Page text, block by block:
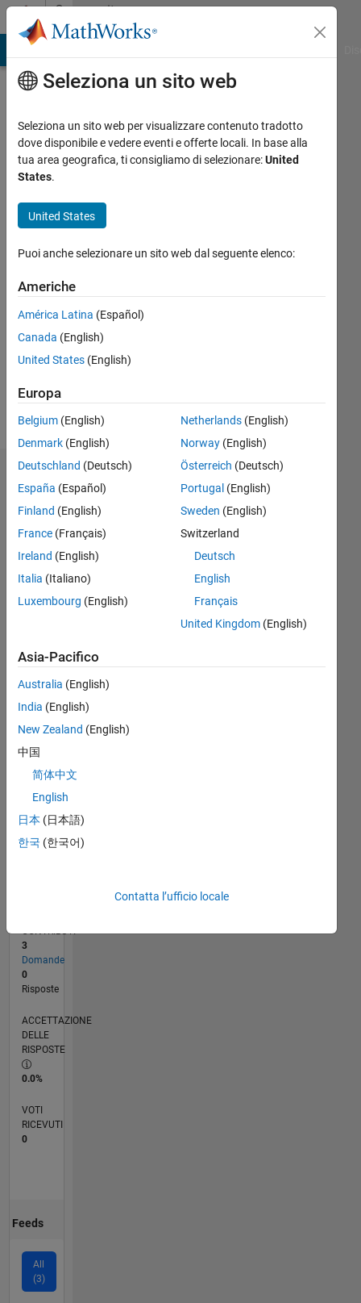
Vai al contenutoCommunity
Profile
Laura
seen:
oltre 3
Attivo
Followers:
Following:
Follow
Statistica
M…
CONTRIBUTI L
-2
-1
1
2
4
5
L
04/23
09/23
02/24
07/24
12/24
05/25
10/25
03/26
08/26
10/23
04/24
10/24
04/25
04/26
184.634
of
CONTRIBUTI
3
Domande
0
Risposte
ACCETTAZIONE
DELLE
RISPOSTE
0.0%
VOTI
RICEVUTI
0
Feeds
All
(3)
Seleziona un sito web
Seleziona un sito web per visualizzare contenuto tradotto
dove disponibile e vedere eventi e offerte locali. In base alla
tua area geografica, ti consigliamo di selezionare:United
States.
United States
Puoi anche selezionare un sito web dal seguente elenco:
Americhe
América Latina (Español)
Canada (English)
United States (English)
Europa
Belgium (English)
Denmark (English)
Deutschland (Deutsch)
España (Español)
Finland (English)
France (Français)
Ireland (English)
Italia (Italiano)
Luxembourg (English)
Netherlands(English)
Norway(English)
Österreich (Deutsch)
Portugal (English)
Sweden (English)
Switzerland
Deutsch
English
Français
United Kingdom(English)
Asia-Pacifico
Australia (English)
India (English)
New Zealand (English)
中国
简体中文
English
日本 (日本語)
한국 (한국어)
Contatta l’ufficio locale